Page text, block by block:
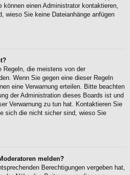
können einen Administrator kontaktieren,
wieso Sie keine Dateianhänge anfügen
Regeln, die meistens von der
Wenn Sie gegen eine dieser Regeln
eine Verwarnung erteilen. Bitte beachten
der Administration dieses Boards ist und
Verwarnung zu tun hat. Kontaktieren Sie
sich die nicht sicher sind, wieso Sie
melden?
Berechtigungen vergeben hat,